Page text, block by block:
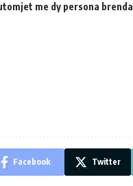
me dy persona brenda
Facebook Twitter